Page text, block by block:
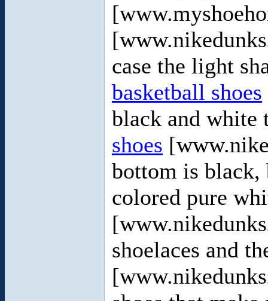
case the light
basketball shoes
black and white
shoes
bottom is black,
colored pure
shoelaces and